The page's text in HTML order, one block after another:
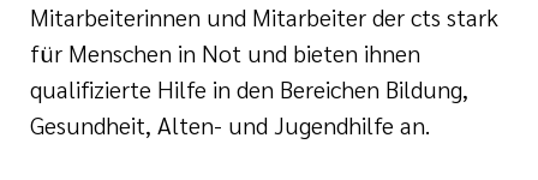
Mitarbeiterinnen und Mitarbeiter der cts stark
für Menschen in Not und bieten ihnen
qualifizierte Hilfe in den Bereichen Bildung,
Gesundheit, Alten- und Jugendhilfe an.